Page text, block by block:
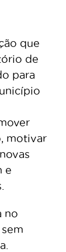
que
de
para
motivar
e
no